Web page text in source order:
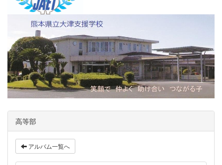
高等部
アルバム一覧へ